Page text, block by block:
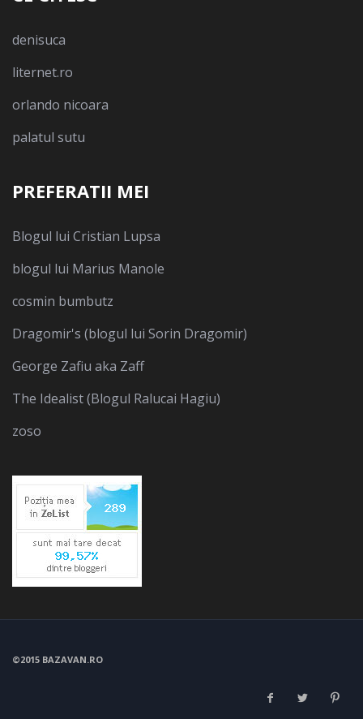
denisuca
liternet.ro
orlando nicoara
palatul sutu
PREFERATII MEI
Blogul lui Cristian Lupsa
blogul lui Marius Manole
cosmin bumbutz
Dragomir's (blogul lui Sorin Dragomir)
George Zafiu aka Zaff
The Idealist (Blogul Ralucai Hagiu)
zoso
©2015 BAZAVAN.RO